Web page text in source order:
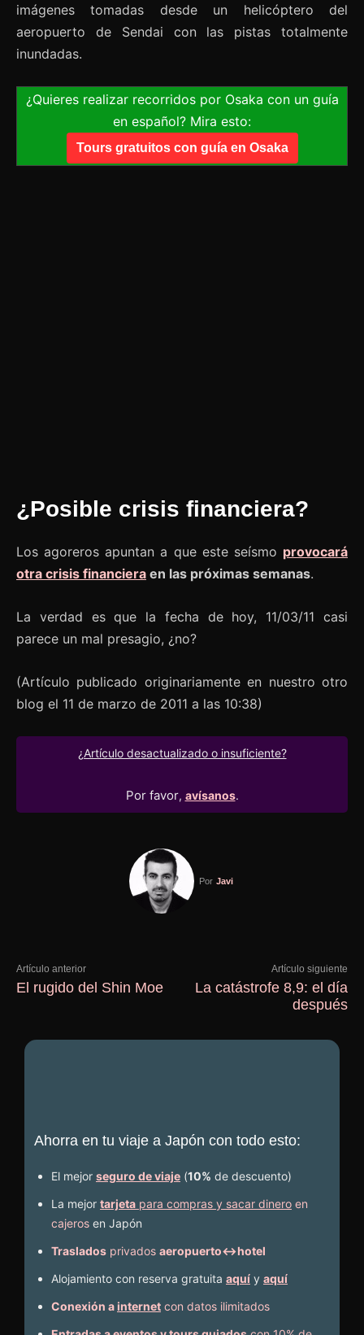
imágenes tomadas desde un helicóptero del
aeropuerto de Sendai con las pistas totalmente
inundadas.
¿Quieres realizar recorridos por Osaka con un guía
en español? Mira esto:
Tours gratuitos con guía en Osaka
¿Posible crisis financiera?
Los agoreros apuntan a que este seísmo provocará
otra crisis financiera en las próximas semanas.
La verdad es que la fecha de hoy, 11/03/11 casi
parece un mal presagio, ¿no?
(Artículo publicado originariamente en nuestro otro
blog el 11 de marzo de 2011 a las 10:38)
¿Artículo desactualizado o insuficiente?
Por favor, avísanos.
Por Javi
Artículo anterior
El rugido del Shin Moe
Artículo siguiente
La catástrofe 8,9: el día
después
Ahorra en tu viaje a Japón con todo esto:
El mejor seguro de viaje (10% de descuento)
La mejor tarjeta para compras y sacar dinero en
cajeros en Japón
Traslados privados aeropuerto↔hotel
Alojamiento con reserva gratuita aquí y aquí
Conexión ainternet con datos ilimitados